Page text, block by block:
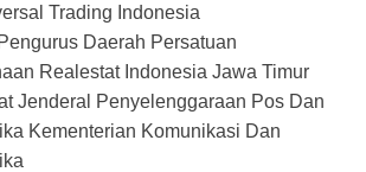
Trading Indonesia
Daerah Persatuan
Realestat Indonesia Jawa Timur
Jenderal Penyelenggaraan Pos Dan
Kementerian Komunikasi Dan